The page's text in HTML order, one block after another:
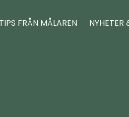
TIPS FRÅN MÅLAREN NYHETER